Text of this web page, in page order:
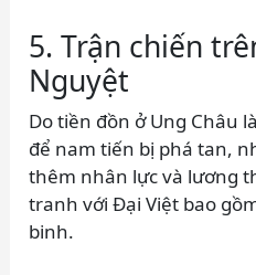
5. Trận chiến
Nguyệt
Do tiền đồn ở Ung Châu
để nam tiến bị phá tan,
thêm nhân lực và lương
tranh với Đại Việt bao
binh.